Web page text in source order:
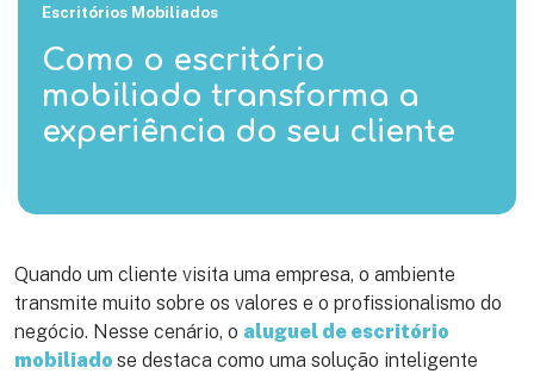
Escritórios Mobiliados
Como o escritório
mobiliado transforma a
experiência do seu cliente
Quando um cliente visita uma empresa, o ambiente
transmite muito sobre os valores e o profissionalismo do
negócio. Nesse cenário, o aluguel de escritório
mobiliado se destaca como uma solução inteligente